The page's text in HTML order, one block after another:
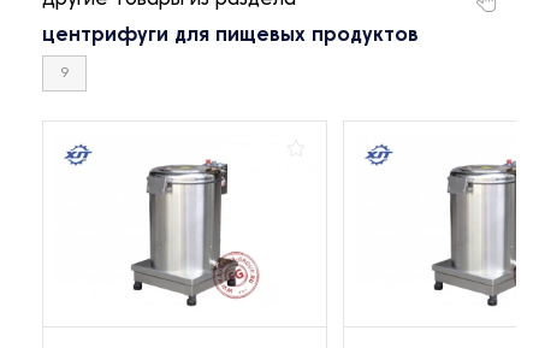
центрифуги для пищевых продуктов
9